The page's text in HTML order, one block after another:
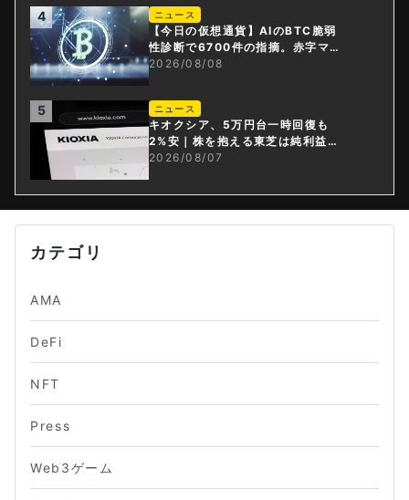
4 ニュース
【今日の仮想通貨】AIのBTC脆弱
性診断で6700件の指摘。赤字マイ
ニング企業はAIに賭ける
2026/08/08
5 ニュース
キオクシア、5万円台一時回復も
2%安｜株を抱える東芝は純利益3
0倍
2026/08/07
カテゴリ
AMA
DeFi
NFT
Press
Web3ゲーム